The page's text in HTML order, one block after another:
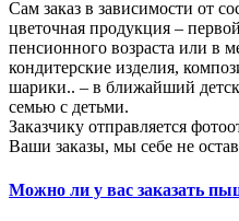
Сам заказ в зависимости от
цветочная продукция –
пенсионного возраста или в
кондитерские изделия,
шарики.. – в ближайший
семью с детьми.
Заказчику отправляется
Ваши заказы, мы себе не
Можно ли у вас заказать